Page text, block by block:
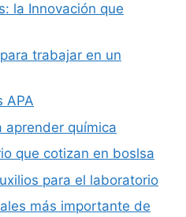
la Innovación que
trabajar en un
APA
aprender química
que cotizan en boslsa
para el laboratorio
más importante de